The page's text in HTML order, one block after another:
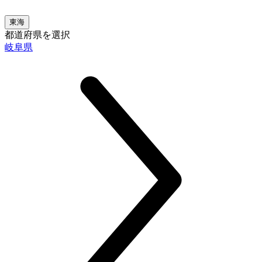
東海
都道府県を選択
岐阜県